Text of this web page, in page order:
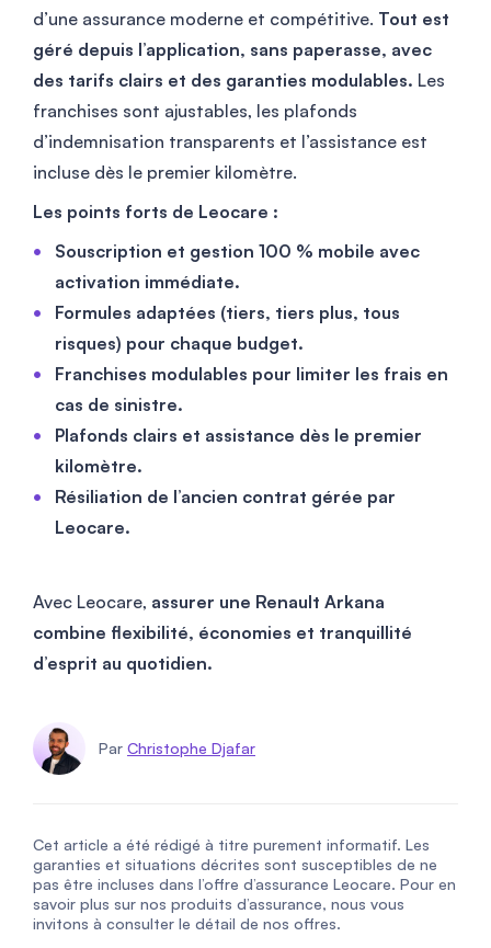
d’une assurance moderne et compétitive. Tout est
géré depuis l’application, sans paperasse, avec
des tarifs clairs et des garanties modulables. Les
franchises sont ajustables, les plafonds
d’indemnisation transparents et l’assistance est
incluse dès le premier kilomètre.
Les points forts de Leocare :
Souscription et gestion 100 % mobile avec
activation immédiate.
Formules adaptées (tiers, tiers plus, tous
risques) pour chaque budget.
Franchises modulables pour limiter les frais en
cas de sinistre.
Plafonds clairs et assistance dès le premier
kilomètre.
Résiliation de l’ancien contrat gérée par
Leocare.
Avec Leocare, assurer une Renault Arkana
combine flexibilité, économies et tranquillité
d’esprit au quotidien.
Par Christophe Djafar
Cet article a été rédigé à titre purement informatif. Les
garanties et situations décrites sont susceptibles de ne
pas être incluses dans l’offre d’assurance Leocare. Pour en
savoir plus sur nos produits d’assurance, nous vous
invitons à consulter le détail de nos offres.